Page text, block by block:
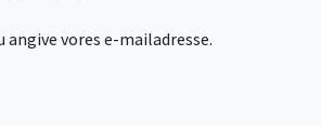
angive vores e-mailadresse.